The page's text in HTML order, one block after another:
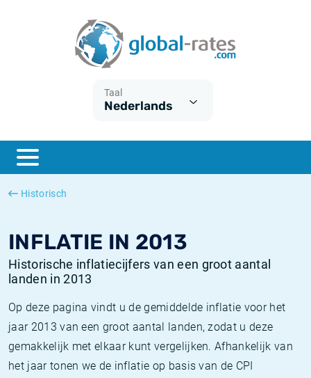
Taal
Nederlands
Historisch
INFLATIE IN 2013
Historische inflatiecijfers van een groot aantal
landen in 2013
Op deze pagina vindt u de gemiddelde inflatie voor het
jaar 2013 van een groot aantal landen, zodat u deze
gemakkelijk met elkaar kunt vergelijken. Afhankelijk van
het jaar tonen we de inflatie op basis van de CPI
ESTER
SONIA
Wat is CPI inflatie?
Wat is HICP inflatie?
Nederlandse inflatie - CPI
Amerikaanse inflatie - CPI
Euribor historie
SOFR historie
TONAR historie
Inflatiecalculator